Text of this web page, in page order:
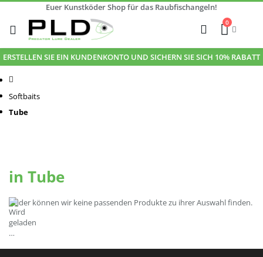
Euer Kunstköder Shop für das Raubfischangeln!
Zum
Inhalt
springen
Cart
0
Suche
ERSTELLEN SIE EIN KUNDENKONTO UND SICHERN SIE SICH 10% RABATT
Softbaits
Tube
in Tube
Leider können wir keine passenden Produkte zu ihrer Auswahl finden.